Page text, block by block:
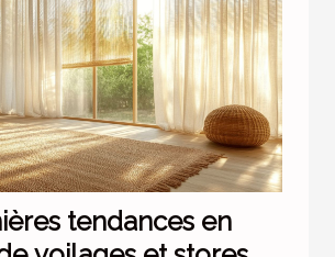
tendances en